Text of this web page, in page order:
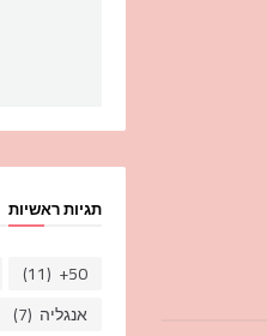
תגיות ראשיות
50+
(11)
אנגליה (7)